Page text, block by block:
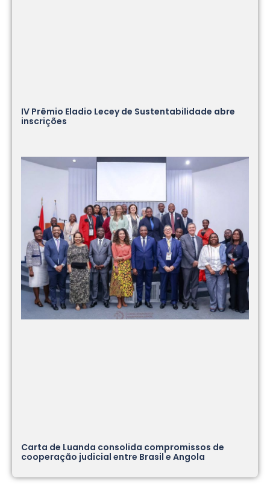
IV Prêmio Eladio Lecey de Sustentabilidade abre
inscrições
Carta de Luanda consolida compromissos de
cooperação judicial entre Brasil e Angola